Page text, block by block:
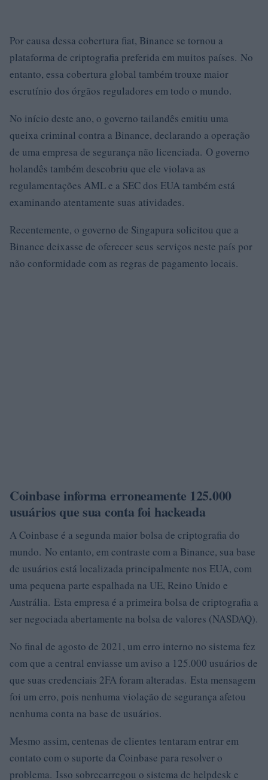
Por causa dessa cobertura fiat, Binance se tornou a
plataforma de criptografia preferida em muitos países. No
entanto, essa cobertura global também trouxe maior
escrutínio dos órgãos reguladores em todo o mundo.
No início deste ano, o governo tailandês emitiu uma
queixa criminal contra a Binance, declarando a operação
de uma empresa de segurança não licenciada. O governo
holandês também descobriu que ele violava as
regulamentações AML e a SEC dos EUA também está
examinando atentamente suas atividades.
Recentemente, o governo de Singapura solicitou que a
Binance deixasse de oferecer seus serviços neste país por
não conformidade com as regras de pagamento locais.
Coinbase informa erroneamente 125.000
usuários que sua conta foi hackeada
A Coinbase é a segunda maior bolsa de criptografia do
mundo. No entanto, em contraste com a Binance, sua base
de usuários está localizada principalmente nos EUA, com
uma pequena parte espalhada na UE, Reino Unido e
Austrália. Esta empresa é a primeira bolsa de criptografia a
ser negociada abertamente na bolsa de valores (NASDAQ).
No final de agosto de 2021, um erro interno no sistema fez
com que a central enviasse um aviso a 125.000 usuários de
que suas credenciais 2FA foram alteradas. Esta mensagem
foi um erro, pois nenhuma violação de segurança afetou
nenhuma conta na base de usuários.
Mesmo assim, centenas de clientes tentaram entrar em
contato com o suporte da Coinbase para resolver o
problema. Isso sobrecarregou o sistema de helpdesk e